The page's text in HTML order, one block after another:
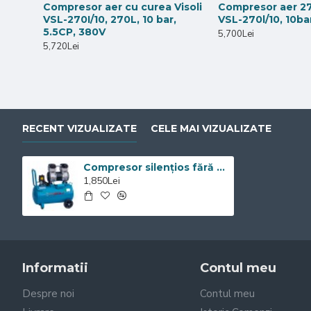
Prin combinația dintre rezervorul de 50L, presiunea
potrivit pentru cabinete stomatologice, laboratoare,
Compresor aer cu curea Visoli
VSL-270I/10, 270L, 10 bar,
5.5CP, 380V
5,720Lei
Compresor aer
VSL-270l/10,
5,700Lei
RECENT VIZUALIZATE CELE MAI VIZUALIZATE
Compresor silențios fără ulei 50L, 1100W, 10 bar
1,850Lei
Informatii
Despre noi
Contul meu
Contul meu